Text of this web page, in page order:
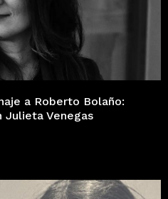
a Roberto Bolaño:
Julieta Venegas